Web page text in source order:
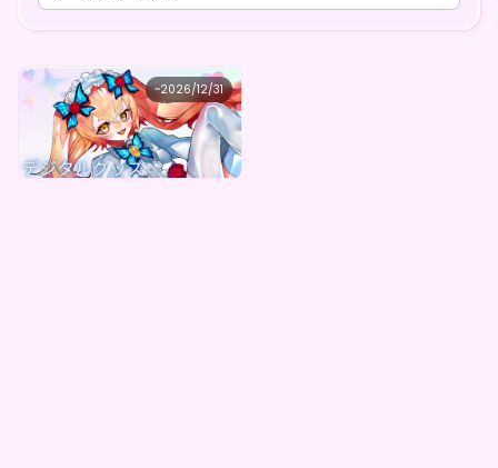
~2026/12/31
操生ちゅん
操生ちゅん ランダムちゅんちゃん（全５種）
最低価格
¥1,000 購入はこちら